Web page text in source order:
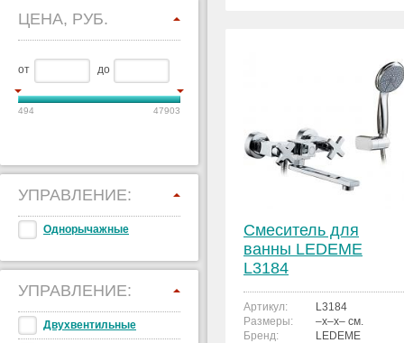
ЦЕНА, РУБ.
от до
494 47903
УПРАВЛЕНИЕ:
Однорычажные
УПРАВЛЕНИЕ:
Двухвентильные
Смеситель для
ванны LEDEME
L3184
Артикул:
L3184
Размеры:
–x–x– см.
Бренд:
LEDEME